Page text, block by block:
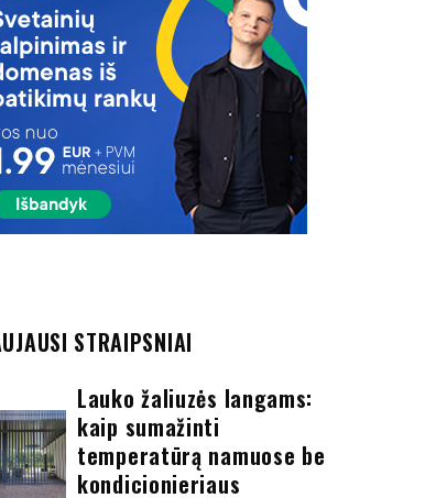
STRAIPSNIAI
Lauko žaliuzės langams:
kaip sumažinti
temperatūrą namuose be
kondicionieriaus